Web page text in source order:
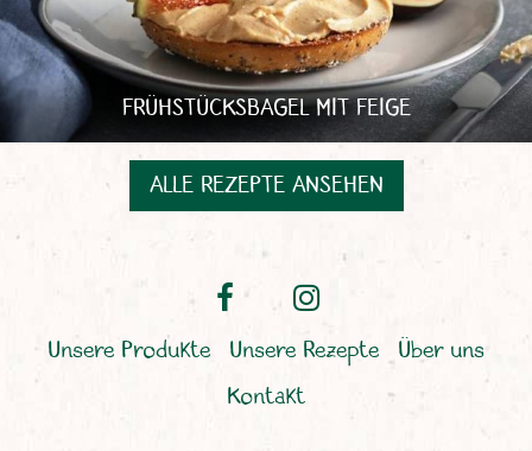
FRÜHSTÜCKSBAGEL MIT FEIGE
ALLE REZEPTE ANSEHEN
Unsere Produkte Unsere Rezepte
Über uns
Kontakt